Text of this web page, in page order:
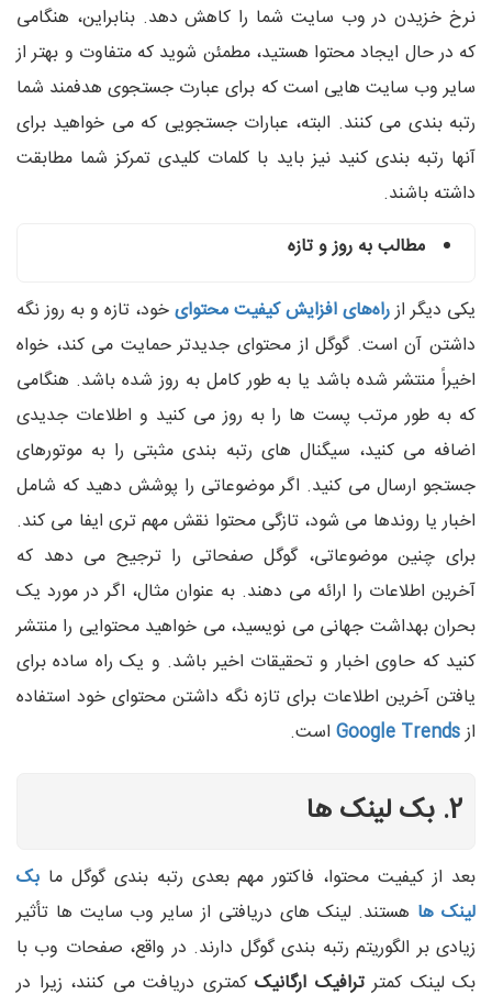
نرخ خزیدن در وب سایت شما را کاهش دهد. بنابراین، هنگامی
که در حال ایجاد محتوا هستید، مطمئن شوید که متفاوت و بهتر از
سایر وب سایت هایی است که برای عبارت جستجوی هدفمند شما
رتبه بندی می کنند. البته، عبارات جستجویی که می خواهید برای
آنها رتبه بندی کنید نیز باید با کلمات کلیدی تمرکز شما مطابقت
داشته باشند.
مطالب به روز و تازه
یکی دیگر ازراه‌های افزایش کیفیت محتوایخود، تازه و به روز نگه
داشتن آن است. گوگل از محتوای جدیدتر حمایت می کند، خواه
اخیراً منتشر شده باشد یا به طور کامل به روز شده باشد. هنگامی
که به طور مرتب پست ها را به روز می کنید و اطلاعات جدیدی
اضافه می کنید، سیگنال های رتبه بندی مثبتی را به موتورهای
جستجو ارسال می کنید. اگر موضوعاتی را پوشش دهید که شامل
اخبار یا روندها می شود، تازگی محتوا نقش مهم تری ایفا می کند.
برای چنین موضوعاتی، گوگل صفحاتی را ترجیح می دهد که
آخرین اطلاعات را ارائه می دهند. به عنوان مثال، اگر در مورد یک
بحران بهداشت جهانی می نویسید، می خواهید محتوایی را منتشر
کنید که حاوی اخبار و تحقیقات اخیر باشد. و یک راه ساده برای
یافتن آخرین اطلاعات برای تازه نگه داشتن محتوای خود استفاده
ازGoogle Trends است.
2. بک لینک ها
بعد از کیفیت محتوا، فاکتور مهم بعدی رتبه بندی گوگل ما بک
لینک ها هستند. لینک های دریافتی از سایر وب سایت ها تأثیر
زیادی بر الگوریتم رتبه بندی گوگل دارند. در واقع، صفحات وب با
بک لینک کمترترافیک ارگانیک کمتری دریافت می کنند، زیرا در